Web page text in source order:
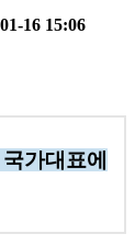
16 15:06
국가대표에